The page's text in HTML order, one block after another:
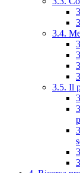
3.4.
3.5. Il